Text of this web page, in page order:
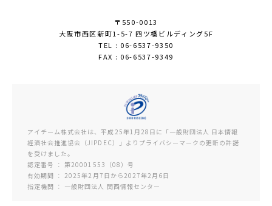
〒550-0013
大阪市西区新町1-5-7 四ツ橋ビルディング5F
TEL : 06-6537-9350
FAX : 06-6537-9349
アイチーム株式会社は、平成25年1月28日に「一般財団法人 日本情報
経済社会推進協会（JIPDEC）」よりプライバシーマークの更新の許諾
を受けました。
認定番号 ： 第20001553（08）号
有効期間 ： 2025年2月7日から2027年2月6日
指定機関 ： 一般財団法人 関西情報センター